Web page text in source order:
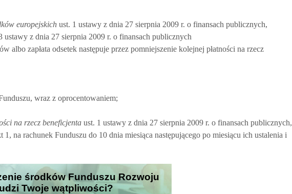
europejskich ust. 1 ustawy z dnia 27 sierpnia 2009 r. o finansach publicznych,
ustawy z dnia 27 sierpnia 2009 r. o finansach publicznych
albo zapłata odsetek następuje przez pomniejszenie kolejnej płatności na rzecz
wraz z oprocentowaniem;
na rzecz beneficjenta ust. 1 ustawy z dnia 27 sierpnia 2009 r. o finansach publicznych,
na rachunek Funduszu do 10 dnia miesiąca następującego po miesiącu ich ustalenia i
środków Funduszu Rozwoju
Twoje wątpliwości?